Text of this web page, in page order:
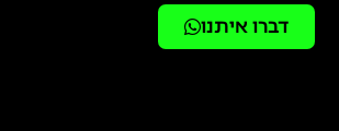
דברו איתנו